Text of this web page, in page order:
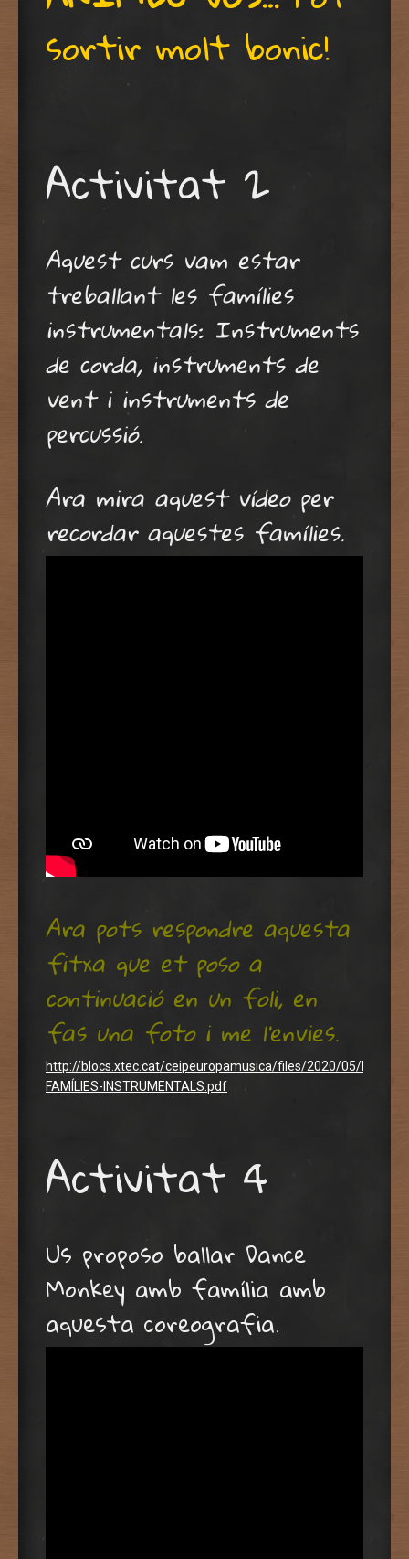
sortir molt bonic!
Activitat 2
Aquest curs vam estar
treballant les famílies
instrumentals: Instruments
de corda, instruments de
vent i instruments de
percussió.
Ara mira aquest vídeo per
recordar aquestes famílies.
Ara pots respondre aquesta
fitxa que et poso a
continuació en un foli, en
fas una foto i me l’envies.
http://blocs.xtec.cat/ceipeuropamusica/files/2020/05/LES-
FAMÍLIES-INSTRUMENTALS.pdf
Activitat 4
Us proposo ballar Dance
Monkey amb família amb
aquesta coreografia.